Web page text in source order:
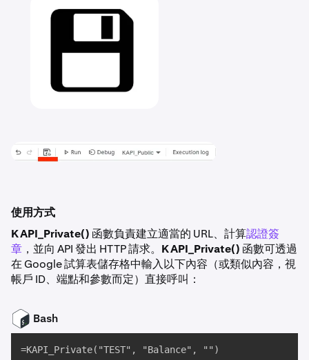
使用方式
KAPI_Private() 函數負責建立適當的 URL、計算認證簽
章 ，並向 API 發出 HTTP 請求。 KAPI_Private() 函數可透過
在 Google 試算表儲存格中輸入以下內容（或類似內容，視
帳戶 ID、端點和參數而定）直接呼叫：
Bash
=KAPI_Private("TEST", "Balance", "")